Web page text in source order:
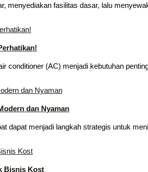
menyediakan fasilitas dasar, lalu
conditioner (AC) menjadi kebutuhan
dan Nyaman
dapat menjadi langkah strategis untuk
Bisnis Kost